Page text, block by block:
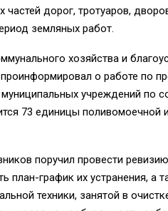
дорог, тротуаров,
земляных работ.
хозяйства и
о работе по
муниципальных учреждений по
73 единицы поливомоечной
поручил провести
план-график их устранения, а
техники, занятой в